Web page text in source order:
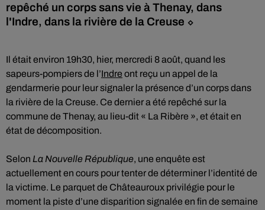
repêché un corps sans vie à Thenay, dans
l'Indre, dans la rivière de la Creuse ⬦
Il était environ 19h30, hier, mercredi 8 août, quand les
sapeurs-pompiers de l’Indre ont reçu un appel de la
gendarmerie pour leur signaler la présence d’un corps dans
la rivière de la Creuse. Ce dernier a été repêché sur la
commune de Thenay, au lieu-dit « La Ribère », et était en
état de décomposition.
Selon La Nouvelle République, une enquête est
actuellement en cours pour tenter de déterminer l’identité de
la victime. Le parquet de Châteauroux privilégie pour le
moment la piste d’une disparition signalée en fin de semaine